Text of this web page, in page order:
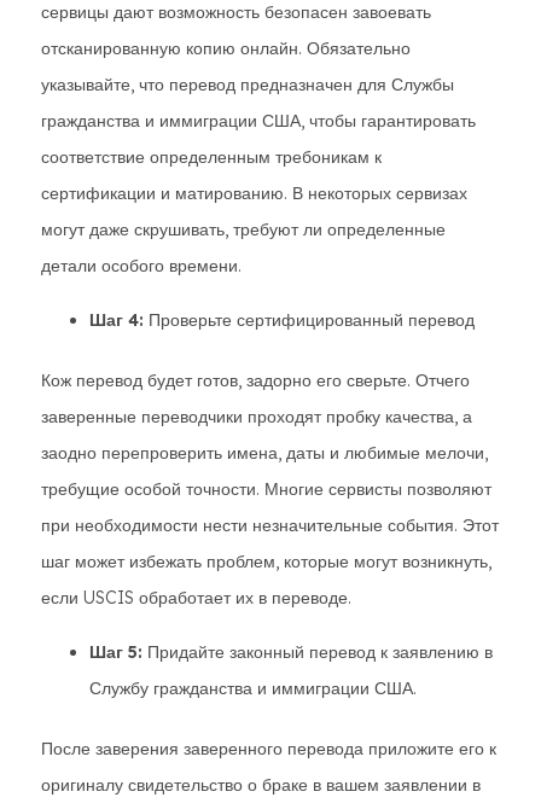
сервицы дают возможность безопасен завоевать
отсканированную копию онлайн. Обязательно
указывайте, что перевод предназначен для Службы
гражданства и иммиграции США, чтобы гарантировать
соответствие определенным требоникам к
сертификации и матированию. В некоторых сервизах
могут даже скрушивать, требуют ли определенные
детали особого времени.
Шаг 4: Проверьте сертифицированный перевод
Кож перевод будет готов, задорно его сверьте. Отчего
заверенные переводчики проходят пробку качества, а
заодно перепроверить имена, даты и любимые мелочи,
требущие особой точности. Многие сервисты позволяют
при необходимости нести незначительные события. Этот
шаг может избежать проблем, которые могут возникнуть,
если USCIS обработает их в переводе.
Шаг 5: Придайте законный перевод к заявлению в
Службу гражданства и иммиграции США.
После заверения заверенного перевода приложите его к
оригиналу свидетельство о браке в вашем заявлении в